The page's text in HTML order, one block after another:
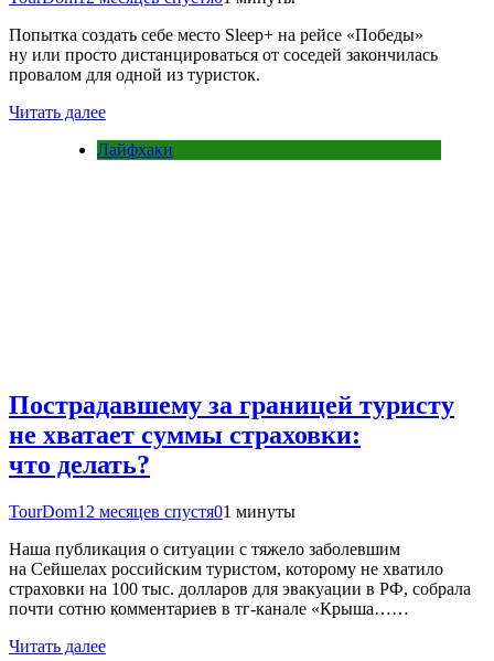
Попытка создать себе место Sleep+ на рейсе «Победы»
ну или просто дистанцироваться от соседей закончилась
провалом для одной из туристок.
Читать далее
Лайфхаки
Пострадавшему за границей туристу
не хватает суммы страховки:
что делать?
TourDom12 месяцев спустя01 минуты
Наша публикация о ситуации с тяжело заболевшим
на Сейшелах российским туристом, которому не хватило
страховки на 100 тыс. долларов для эвакуации в РФ, собрала
почти сотню комментариев в тг-канале «Крыша……
Читать далее